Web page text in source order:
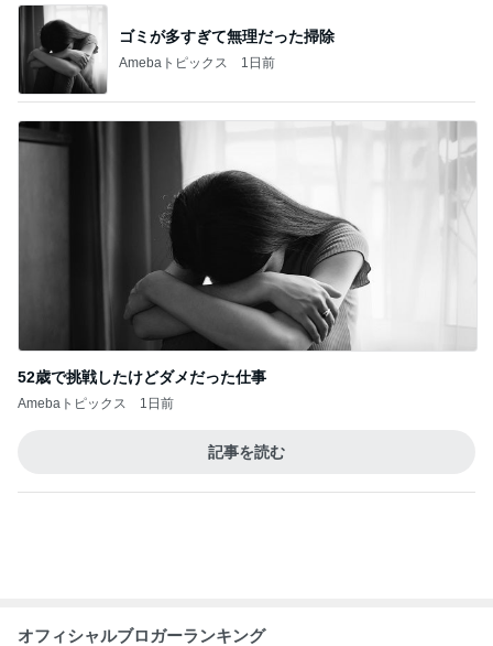
ゴミが多すぎて無理だった掃除
Amebaトピックス 1日前
52歳で挑戦したけどダメだった仕事
Amebaトピックス 1日前
記事を読む
オフィシャルブロガーランキング